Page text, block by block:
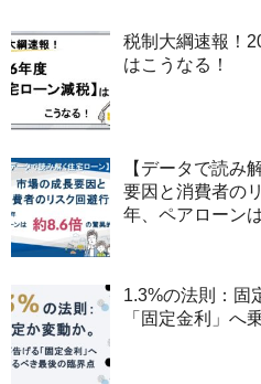
税制大綱速報！
はこうなる！
【データで読み
要因と消費者の
年、ペアローン
1.3%の法則：固
「固定金利」へ